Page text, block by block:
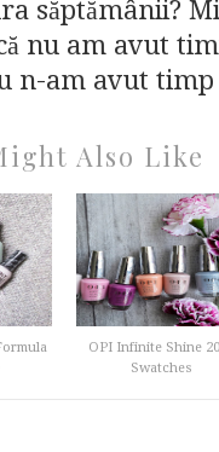
săptămânii?
nu am avut
n-am avut timp
Also Like
OPI Infinite Shine
Swatches